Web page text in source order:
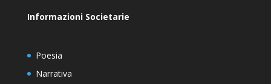
Informazioni Societarie
Poesia
Narrativa